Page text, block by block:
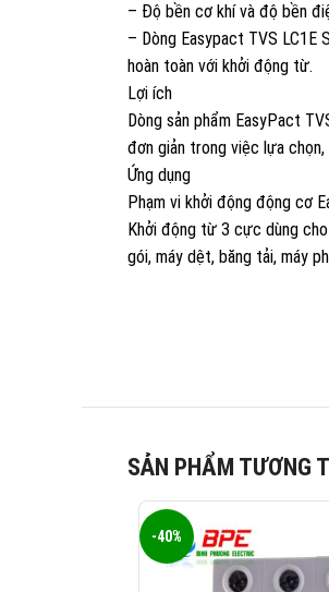
– Độ bền cơ khí và độ bền
– Dòng Easypact TVS
hoàn toàn với khởi động từ.
Lợi ích
Dòng sản phẩm EasyPact
đơn giản trong việc lựa
Ứng dụng
Phạm vi khởi động động cơ
Khởi động từ 3 cực dùng
gói, máy dệt, băng tải, máy
SẢN PHẨM TƯƠNG
-40%